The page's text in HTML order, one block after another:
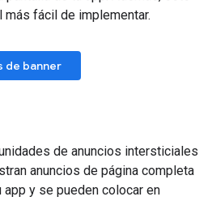
fácil de implementar.
de banner
de anuncios intersticiales
anuncios de página completa
app y se pueden colocar en